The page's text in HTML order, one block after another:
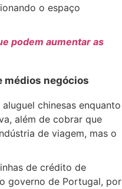
o espaço
podem aumentar as
médios negócios
chinesas enquanto
além de cobrar que
de viagem, mas o
de crédito de
governo de Portugal, por